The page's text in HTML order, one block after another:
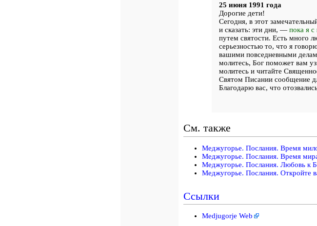
25 июня 1991 года
Дорогие дети!
Сегодня, в этот
и сказать: эти дни, — пока я с
путем святости. Есть много
серьезностью то, что я
вашими повседневными
молитесь, Бог поможет вам
молитесь и читайте
Святом Писании сообщение
Благодарю вас, что
См. также
Меджугорье. Послания. Время
Меджугорье. Послания. Время
Меджугорье. Послания. Любовь к
Меджугорье. Послания. Откройте
Ссылки
Medjugorje Web